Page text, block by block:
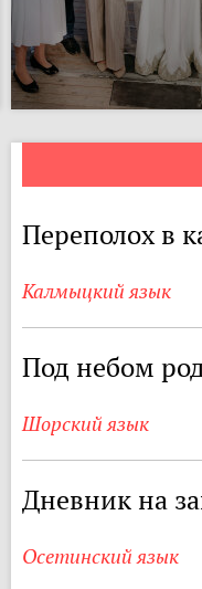
Переполох в
Калмыцкий язык
Под небом
Шорский язык
Дневник на
Осетинский язык